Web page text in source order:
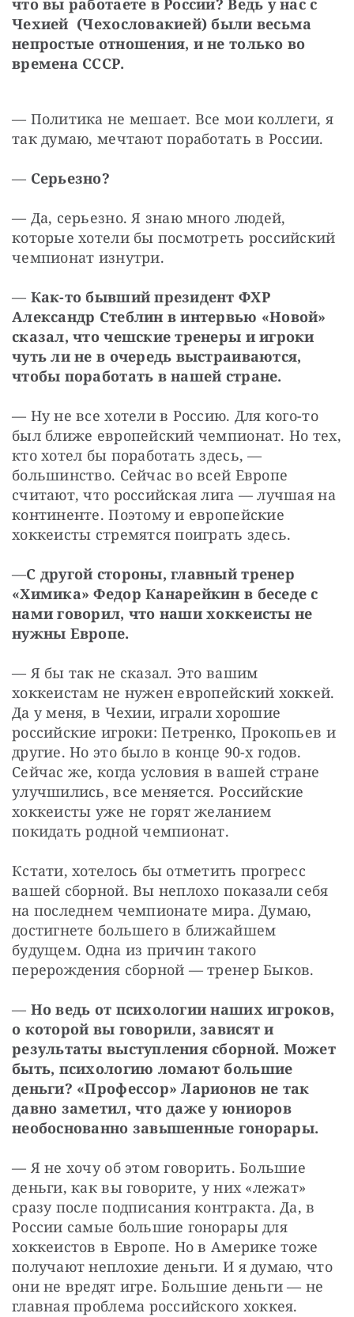
что вы работаете в России? Ведь у нас с
Чехией  (Чехословакией) были весьма
непростые отношения, и не только во
времена СССР.
— Политика не мешает. Все мои коллеги, я
так думаю, мечтают поработать в России.
— Серьезно?
— Да, серьезно. Я знаю много людей,
которые хотели бы посмотреть российский
чемпионат изнутри.
— Как-то бывший президент ФХР
Александр Стеблин в интервью «Новой»
сказал, что чешские тренеры и игроки
чуть ли не в очередь выстраиваются,
чтобы поработать в нашей стране.
— Ну не все хотели в Россию. Для кого-то
был ближе европейский чемпионат. Но тех,
кто хотел бы поработать здесь, —
большинство. Сейчас во всей Европе
считают, что российская лига — лучшая на
континенте. Поэтому и европейские
хоккеисты стремятся поиграть здесь.
—С другой стороны, главный тренер
«Химика» Федор Канарейкин в беседе с
нами говорил, что наши хоккеисты не
нужны Европе.
— Я бы так не сказал. Это вашим
хоккеистам не нужен европейский хоккей.
Да у меня, в Чехии, играли хорошие
российские игроки: Петренко, Прокопьев и
другие. Но это было в конце 90-х годов.
Сейчас же, когда условия в вашей стране
улучшились, все меняется. Российские
хоккеисты уже не горят желанием
покидать родной чемпионат.
Кстати, хотелось бы отметить прогресс
вашей сборной. Вы неплохо показали себя
на последнем чемпионате мира. Думаю,
достигнете большего в ближайшем
будущем. Одна из причин такого
перерождения сборной — тренер Быков.
— Но ведь от психологии наших игроков,
о которой вы говорили, зависят и
результаты выступления сборной. Может
быть, психологию ломают большие
деньги? «Профессор» Ларионов не так
давно заметил, что даже у юниоров
необоснованно завышенные гонорары.
— Я не хочу об этом говорить. Большие
деньги, как вы говорите, у них «лежат»
сразу после подписания контракта. Да, в
России самые большие гонорары для
хоккеистов в Европе. Но в Америке тоже
получают неплохие деньги. И я думаю, что
они не вредят игре. Большие деньги — не
главная проблема российского хоккея.